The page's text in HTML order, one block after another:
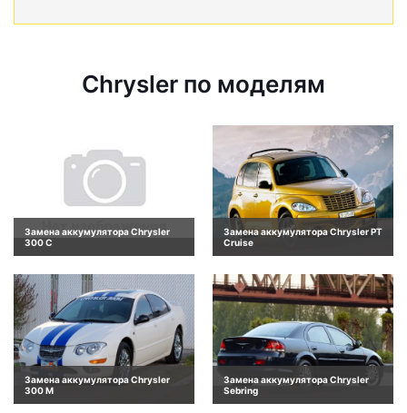
Chrysler по моделям
Замена аккумулятора Chrysler
300 C
Замена аккумулятора Chrysler PT
Cruise
Замена аккумулятора Chrysler
300 M
Замена аккумулятора Chrysler
Sebring